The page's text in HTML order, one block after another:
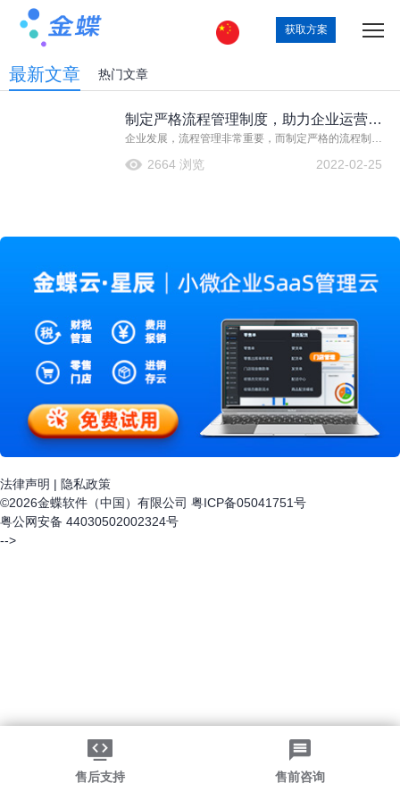
获取方案
售后支持 售前咨询
最新文章 热门文章
制定严格流程管理制度，助力企业运营更
加高效
企业发展，流程管理非常重要，而制定严格的流程制
有着非常大的作用。而优秀的企业流程，能够提高顾客
2022-02-25
2664 浏览
法律声明 | 隐私政策
©2026金蝶软件（中国）有限公司 粤ICP备05041751号
粤公网安备 44030502002324号
-->